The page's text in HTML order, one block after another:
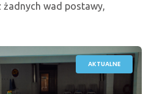
żadnych wad postawy,
AKTUALNE